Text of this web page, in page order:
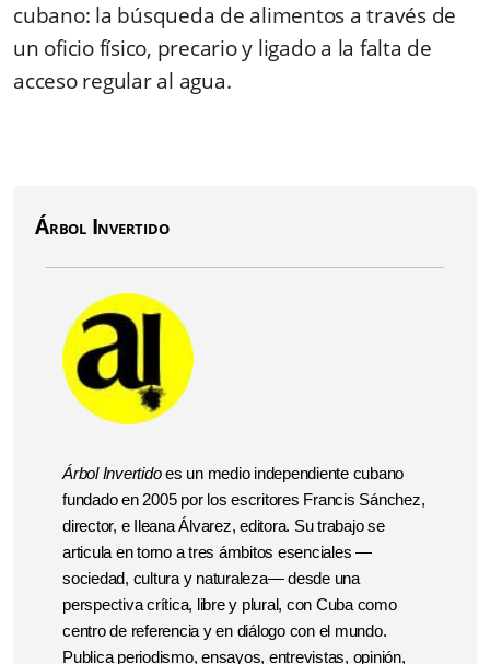
cubano: la búsqueda de alimentos a través de
un oficio físico, precario y ligado a la falta de
acceso regular al agua.
Árbol Invertido
Árbol Invertidoes un medio independiente cubano
fundado en 2005 por los escritores Francis Sánchez,
director, e Ileana Álvarez, editora. Su trabajo se
articula en torno a tres ámbitos esenciales —
sociedad, cultura y naturaleza— desde una
perspectiva crítica, libre y plural, con Cuba como
centro de referencia y en diálogo con el mundo.
Publica periodismo, ensayos, entrevistas, opinión,